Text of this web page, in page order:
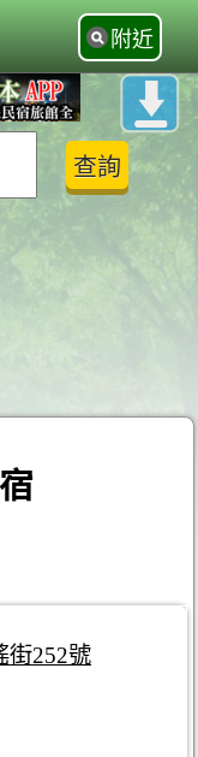
附近
街252號